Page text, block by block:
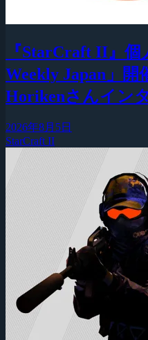
『StarCraft II』個
Weekly Japan」開
Horikenさんイン
2026年8月5日
StarCraft II